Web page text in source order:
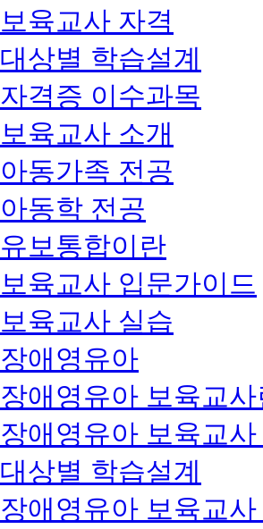
보육교사 자격
대상별 학습설계
자격증 이수과목
보육교사 소개
아동가족 전공
아동학 전공
유보통합이란
보육교사 입문가이드
보육교사 실습
장애영유아
장애영유아 보육교
장애영유아 보육교사
대상별 학습설계
장애영유아 보육교사